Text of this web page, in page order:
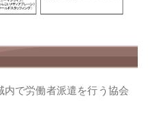
で労働者派遣を行う協会